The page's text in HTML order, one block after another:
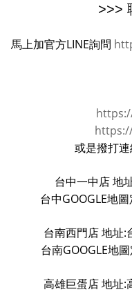
>>>
馬上加官方LINE詢問
或是撥打
台中一中店 地
台中GOOGLE地
台南西門店 地址:
台南GOOGLE地
高雄巨蛋店 地址: